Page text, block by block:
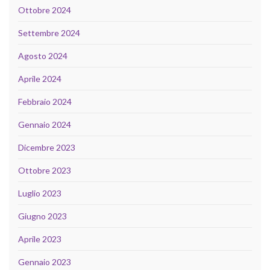
Ottobre 2024
Settembre 2024
Agosto 2024
Aprile 2024
Febbraio 2024
Gennaio 2024
Dicembre 2023
Ottobre 2023
Luglio 2023
Giugno 2023
Aprile 2023
Gennaio 2023